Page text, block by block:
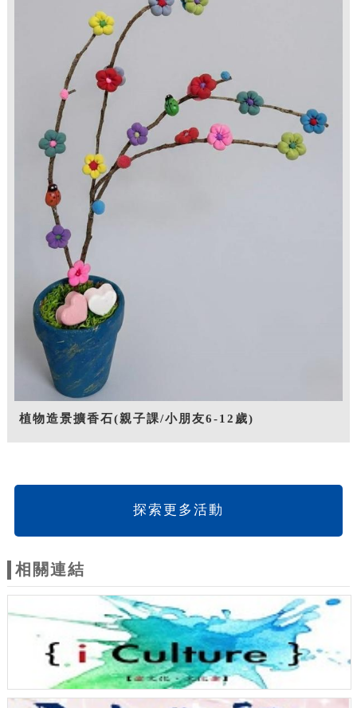
植物造景擴香石(親子課/小朋友6-12歲)
探索更多活動
相關連結